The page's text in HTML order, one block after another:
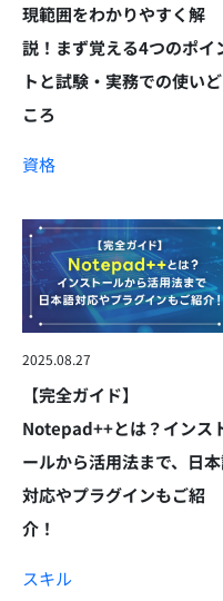
現範囲をわかりやすく解
説！まず覚える4つのポイ
トと試験・実務での使いど
ころ
資格
2025.08.27
【完全ガイド】
Notepad++とは？インス
ールから活用法まで、日
対応やプラグインもご紹
介！
スキル